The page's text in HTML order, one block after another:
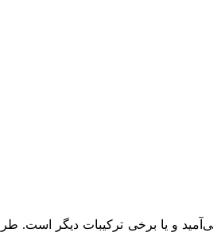
و یا برخی ترکیبات دیگر است.